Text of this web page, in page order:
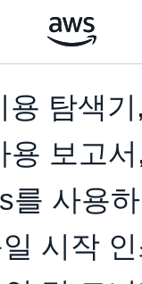
용 탐색기
용 보고
를 사용
시작